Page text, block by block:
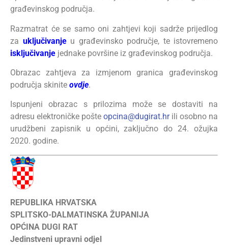
građevinskog područja.
Razmatrat će se samo oni zahtjevi koji sadrže prijedlog
za uključivanje u građevinsko područje, te istovremeno
isključivanje jednake površine iz građevinskog područja.
Obrazac zahtjeva za izmjenom granica građevinskog
područja skinite ovdje.
Ispunjeni obrazac s prilozima može se dostaviti na
adresu elektroničke pošte opcina@dugirat.hrili osobno na
urudžbeni zapisnik u općini, zaključno do 24. ožujka
2020. godine.
REPUBLIKA HRVATSKA
SPLITSKO-DALMATINSKA ŽUPANIJA
OPĆINA DUGI RAT
Jedinstveni upravni odjel